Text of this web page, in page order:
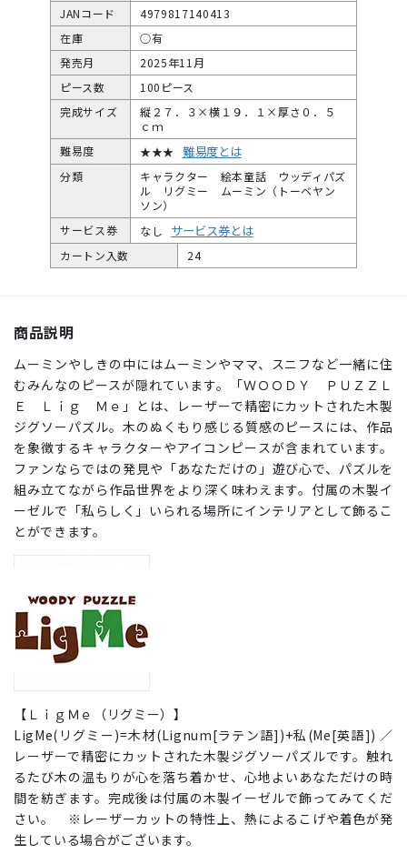
JANコード
4979817140413
在庫
○有
発売月
2025年11月
ピース数
100ピース
完成サイズ
縦２７．３×横１９．１×厚さ０．５
ｃｍ
難易度
★★★ 難易度とは
分類
キャラクター 絵本童話 ウッディパズ
ル リグミー ムーミン（トーベヤン
ソン）
サービス券
なし サービス券とは
カートン入数 24
商品説明
ムーミンやしきの中にはムーミンやママ、スニフなど一緒に住
むみんなのピースが隠れています。「ＷＯＯＤＹ ＰＵＺＺＬ
Ｅ Ｌｉｇ Ｍｅ」とは、レーザーで精密にカットされた木製
ジグソーパズル。木のぬくもり感じる質感のピースには、作品
を象徴するキャラクターやアイコンピースが含まれています。
ファンならではの発見や「あなただけの」遊び心で、パズルを
組み立てながら作品世界をより深く味わえます。付属の木製イ
ーゼルで「私らしく」いられる場所にインテリアとして飾るこ
とができます。
【ＬｉｇＭｅ（リグミー）】
LigMe(リグミー)=木材(Lignum[ラテン語])+私(Me[英語]) ／
レーザーで精密にカットされた木製ジグソーパズルです。触れ
るたび木の温もりが心を落ち着かせ、心地よいあなただけの時
間を紡ぎます。完成後は付属の木製イーゼルで飾ってみてくだ
さい。 ※レーザーカットの特性上、熱によるこげや着色が発
生している場合がございます。